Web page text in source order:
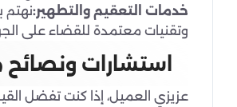
خدمات التعقيم والتطهير:نهتم
وتقنيات معتمدة للقضاء على
استشارات
عزيزي العميل، إذا كنت تفضل